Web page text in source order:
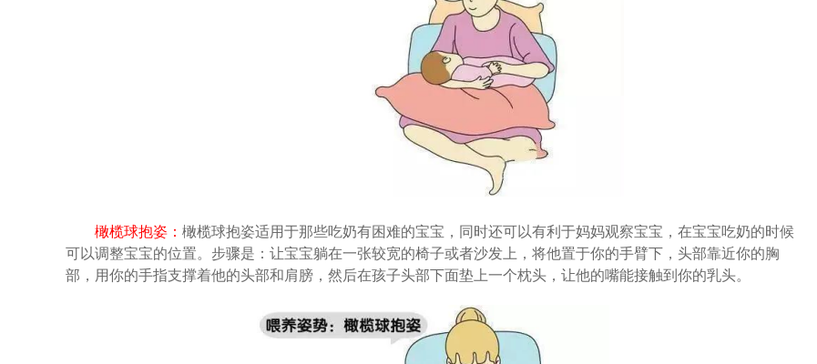
橄榄球抱姿： 橄榄球抱姿适用于那些吃奶有困难的宝宝，同时还可以有利于妈妈观察宝宝，在宝宝吃奶的时候
可以调整宝宝的位置。步骤是：让宝宝躺在一张较宽的椅子或者沙发上，将他置于你的手臂下，头部靠近你的胸
部，用你的手指支撑着他的头部和肩膀，然后在孩子头部下面垫上一个枕头，让他的嘴能接触到你的乳头。